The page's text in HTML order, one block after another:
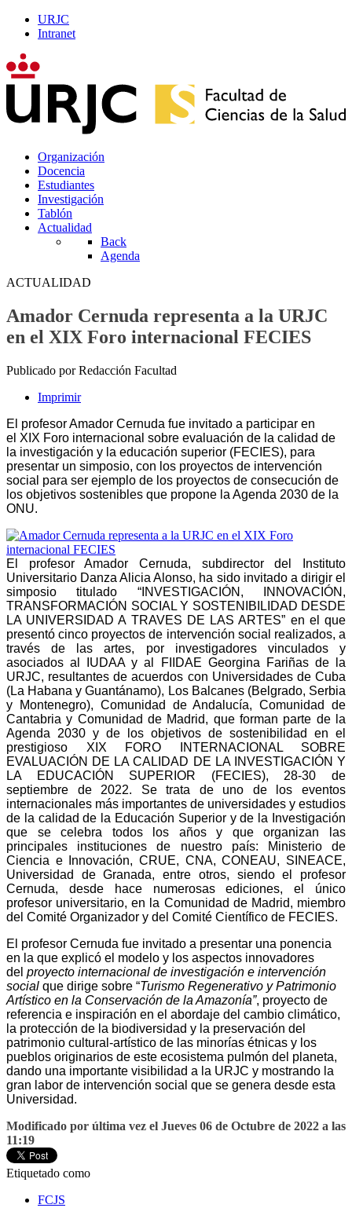
URJC
Intranet
Organización
Docencia
Estudiantes
Investigación
Tablón
Actualidad
Back
Agenda
ACTUALIDAD
Amador Cernuda representa a la URJC
en el XIX Foro internacional FECIES
Publicado por Redacción Facultad
Imprimir
El profesor Amador Cernuda fue invitado a participar en
el XIX Foro internacional sobre evaluación de la calidad de
la investigación y la educación superior (FECIES), para
presentar un simposio, con los proyectos de intervención
social para ser ejemplo de los proyectos de consecución de
los objetivos sostenibles que propone la Agenda 2030 de la
ONU.
El profesor Amador Cernuda, subdirector del Instituto
Universitario Danza Alicia Alonso, ha sido invitado a dirigir el
simposio titulado “INVESTIGACIÓN, INNOVACIÓN,
TRANSFORMACIÓN SOCIAL Y SOSTENIBILIDAD DESDE
LA UNIVERSIDAD A TRAVES DE LAS ARTES” en el que
presentó cinco proyectos de intervención social realizados, a
través de las artes, por investigadores vinculados y
asociados al IUDAA y al FIIDAE Georgina Fariñas de la
URJC, resultantes de acuerdos con Universidades de Cuba
(La Habana y Guantánamo), Los Balcanes (Belgrado, Serbia
y Montenegro), Comunidad de Andalucía, Comunidad de
Cantabria y Comunidad de Madrid, que forman parte de la
Agenda 2030 y de los objetivos de sostenibilidad en el
prestigioso XIX FORO INTERNACIONAL SOBRE
EVALUACIÓN DE LA CALIDAD DE LA INVESTIGACIÓN Y
LA EDUCACIÓN SUPERIOR (FECIES), 28-30 de
septiembre de 2022. Se trata de uno de los eventos
internacionales más importantes de universidades y estudios
de la calidad de la Educación Superior y de la Investigación
que se celebra todos los años y que organizan las
principales instituciones de nuestro país: Ministerio de
Ciencia e Innovación, CRUE, CNA, CONEAU, SINEACE,
Universidad de Granada, entre otros, siendo el profesor
Cernuda, desde hace numerosas ediciones, el único
profesor universitario, en la Comunidad de Madrid, miembro
del Comité Organizador y del Comité Científico de FECIES.
El profesor Cernuda fue invitado a presentar una ponencia
en la que explicó el modelo y los aspectos innovadores
del proyecto internacional de investigación e intervención
social que dirige sobre “Turismo Regenerativo y Patrimonio
Artístico en la Conservación de la Amazonía”, proyecto de
referencia e inspiración en el abordaje del cambio climático,
la protección de la biodiversidad y la preservación del
patrimonio cultural-artístico de las minorías étnicas y los
pueblos originarios de este ecosistema pulmón del planeta,
dando una importante visibilidad a la URJC y mostrando la
gran labor de intervención social que se genera desde esta
Universidad.
Modificado por última vez el Jueves 06 de Octubre de 2022 a las
11:19
Etiquetado como
FCJS